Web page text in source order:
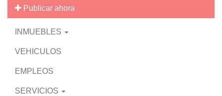
Publicar ahora
INMUEBLES
VEHICULOS
EMPLEOS
SERVICIOS